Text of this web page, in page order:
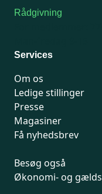
Rådgivning
Services
Om os
Ledige stillinger
Presse
Magasiner
Få nyhedsbrev
Besøg også
Økonomi- og